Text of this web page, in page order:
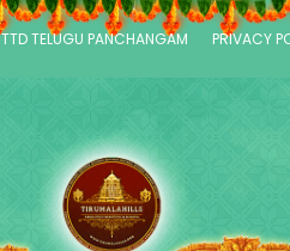
TTD TELUGU PANCHANGAM PRIVACY